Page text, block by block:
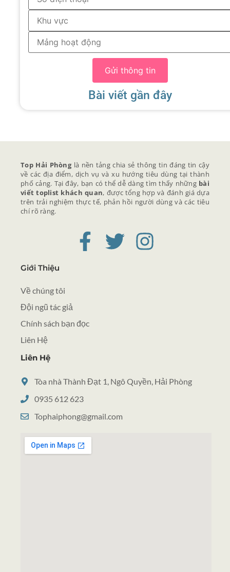
Gửi thông tin
Bài viết gần đây
Top Hải Phònglà nền tảng chia sẻ thông tin đáng tin cậy
về các địa điểm, dịch vụ và xu hướng tiêu dùng tại thành
phố cảng. Tại đây, bạn có thể dễ dàng tìm thấy những bài
viết toplist khách quan, được tổng hợp và đánh giá dựa
trên trải nghiệm thực tế, phản hồi người dùng và các tiêu
chí rõ ràng.
Giới Thiệu
Về chúng tôi
Đội ngũ tác giả
Chính sách bạn đọc
Liên Hệ
Liên Hệ
Tòa nhà Thành Đạt 1, Ngô Quyền, Hải Phòng
0935 612 623
Tophaiphong@gmail.com